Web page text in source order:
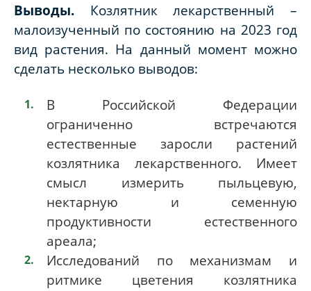
Выводы. Козлятник лекарственный –
малоизученный по состоянию на 2023 год
вид растения. На данный момент можно
сделать несколько выводов:
В Российской Федерации
ограниченно встречаются
естественные заросли растений
козлятника лекарственного. Имеет
смысл измерить пыльцевую,
нектарную и семенную
продуктивности естественного
ареала;
Исследований по механизмам и
ритмике цветения козлятника